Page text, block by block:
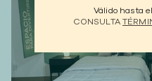
Válido hasta
CONSULTA